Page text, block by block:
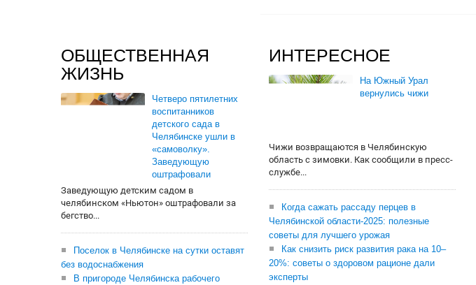
ОБЩЕСТВЕННАЯ
ЖИЗНЬ
Четверо пятилетних
воспитанников
детского сада в
Челябинске ушли в
«самоволку».
Заведующую
оштрафовали
Заведующую детским садом в
челябинском «Ньютон» оштрафовали за
бегство...
Поселок в Челябинске на сутки оставят
без водоснабжения
В пригороде Челябинска рабочего
ИНТЕРЕСНОЕ
На Южный Урал
вернулись чижи
Чижи возвращаются в Челябинскую
область с зимовки. Как сообщили в пресс-
службе...
Когда сажать рассаду перцев в
Челябинской области-2025: полезные
советы для лучшего урожая
Как снизить риск развития рака на 10–
20%: советы о здоровом рационе дали
эксперты